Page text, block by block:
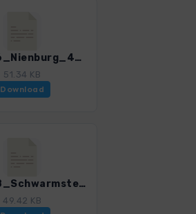
HAN_26_Nienburg_4595_1.gpx
51.34 KB
Download
HAN_28_Schwarmstedt-Mariensee_4595_1.gpx
49.42 KB